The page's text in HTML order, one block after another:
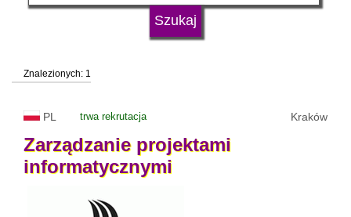
status uczelni
Znalezionych: 1
PL trwa rekrutacja Kraków
Zarządzanie projektami
informatycznymi